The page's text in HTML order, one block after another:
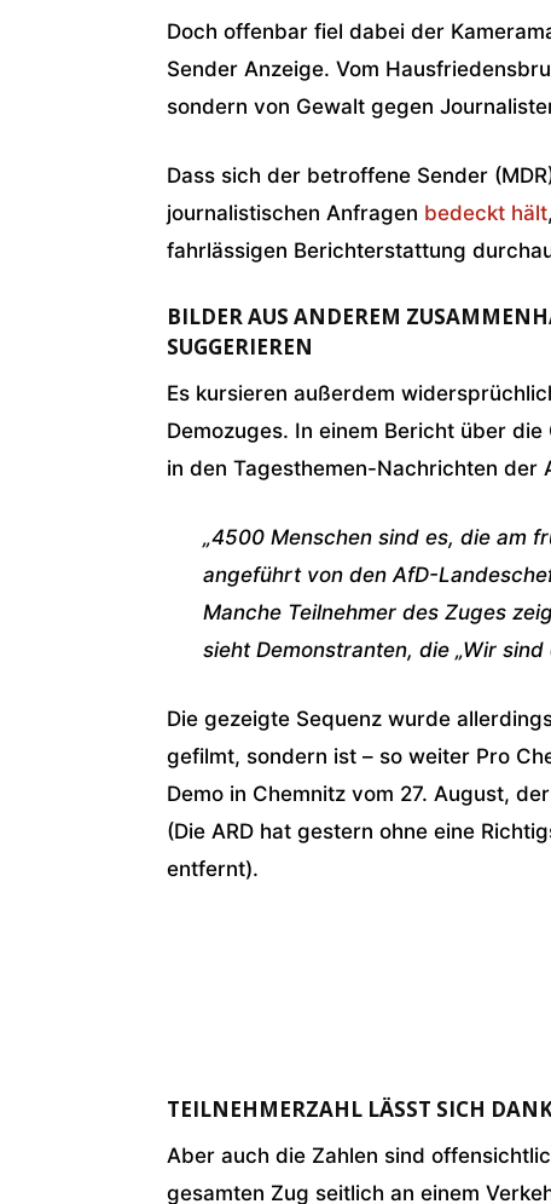
Doch offenbar fiel dabei der
Sender Anzeige. Vom
sondern von Gewalt gegen
Dass sich der betroffene Sender
journalistischen Anfragen bedeckt hält
fahrlässigen Berichterstattung
BILDER AUS ANDEREM
SUGGERIEREN
Es kursieren außerdem
Demozuges. In einem Bericht über
in den Tagesthemen-Nachrichten der
„4500 Menschen sind es, die am
angeführt von den AfD-
Manche Teilnehmer des Zuges
sieht Demonstranten, die „Wir
Die gezeigte Sequenz wurde
gefilmt, sondern ist – so weiter Pro
Demo in Chemnitz vom 27. August,
(Die ARD hat gestern ohne eine
entfernt).
TEILNEHMERZAHL LÄSST SICH
Aber auch die Zahlen sind
gesamten Zug seitlich an einem